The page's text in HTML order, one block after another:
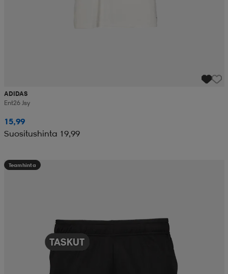
ADIDAS
Ent26 Jsy
15,99
Suositushinta 19,99
Teamhinta